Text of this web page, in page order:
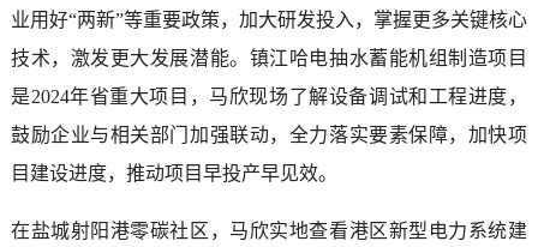
业用好“两新”等重要政策，加大研发投入，掌握更多关键核心
技术，激发更大发展潜能。镇江哈电抽水蓄能机组制造项目
是2024年省重大项目，马欣现场了解设备调试和工程进度，
鼓励企业与相关部门加强联动，全力落实要素保障，加快项
目建设进度，推动项目早投产早见效。
在盐城射阳港零碳社区，马欣实地查看港区新型电力系统建